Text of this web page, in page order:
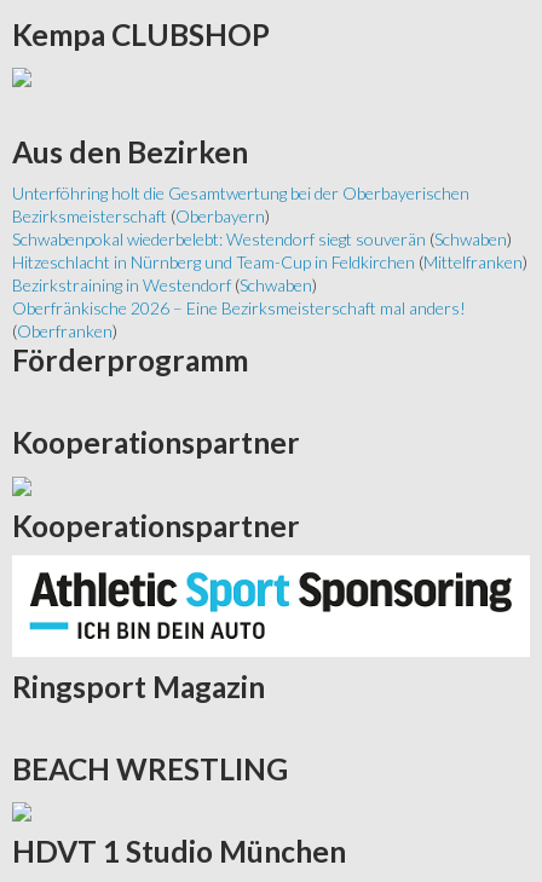
Kempa CLUBSHOP
Aus den Bezirken
Unterföhring holt die Gesamtwertung bei der Oberbayerischen
Bezirksmeisterschaft (Oberbayern)
Schwabenpokal wiederbelebt: Westendorf siegt souverän (Schwaben)
Hitzeschlacht in Nürnberg und Team-Cup in Feldkirchen (Mittelfranken)
Bezirkstraining in Westendorf (Schwaben)
Oberfränkische 2026 – Eine Bezirksmeisterschaft mal anders!
(Oberfranken)
Förderprogramm
Kooperationspartner
Kooperationspartner
Ringsport Magazin
BEACH WRESTLING
HDVT 1 Studio München